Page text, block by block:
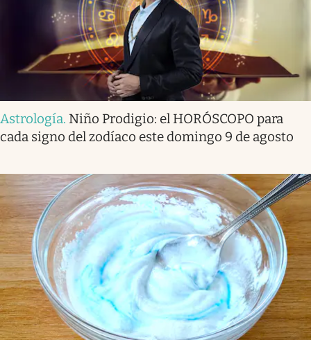
Astrología. Niño Prodigio: el HORÓSCOPO para
cada signo del zodíaco este domingo 9 de agosto